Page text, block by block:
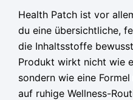
Health Patch ist vor
du eine übersichtliche,
die Inhaltsstoffe
Produkt wirkt nicht wie
sondern wie eine
auf ruhige Wellness-